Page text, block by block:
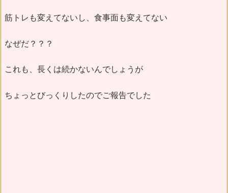
筋トレも変えてないし、食事面も変えてない
なぜだ？？？
これも、長くは続かないんでしょうが
ちょっとびっくりしたのでご報告でした